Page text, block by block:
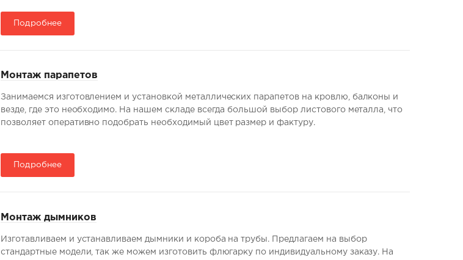
Подробнее
Монтаж парапетов
Занимаемся изготовлением и установкой металлических парапетов на кровлю, балконы и
везде, где это необходимо. На нашем складе всегда большой выбор листового металла, что
позволяет оперативно подобрать необходимый цвет размер и фактуру.
Подробнее
Монтаж дымников
Изготавливаем и устанавливаем дымники и короба на трубы. Предлагаем на выбор
стандартные модели, так же можем изготовить флюгарку по индивидуальному заказу. На